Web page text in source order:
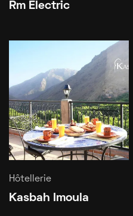
Rm Electric
Hôtellerie
Kasbah Imoula